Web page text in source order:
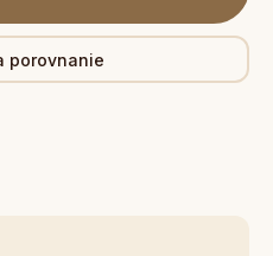
porovnanie